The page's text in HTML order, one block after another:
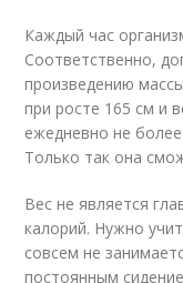
Каждый час
Соответственно,
произведению
при росте 165 см и
ежедневно не более
Только так она
Вес не является
калорий. Нужно
совсем не
постоянным